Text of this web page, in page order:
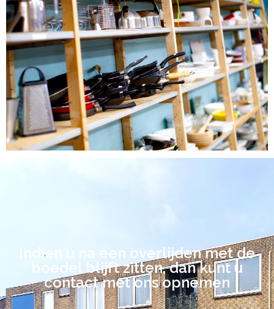
Indien u na een overlijden met de
boedel blijft zitten, dan kunt u
contact met ons opnemen